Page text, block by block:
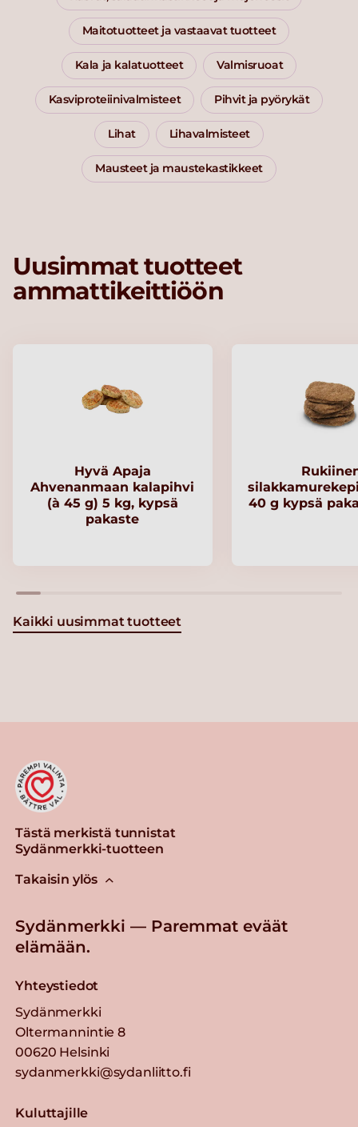
Maitotuotteet ja vastaavat tuotteet
Kala ja kalatuotteet Valmisruoat
Kasviproteiinivalmisteet Pihvit ja pyörykät
Lihat Lihavalmisteet
Mausteet ja maustekastikkeet
Uusimmat tuotteet
ammattikeittiöön
Hyvä Apaja
Ahvenanmaan kalapihvi
(à 45 g) 5 kg, kypsä
pakaste
40 g kypsä
Kaikki uusimmat tuotteet
Tästä merkistä tunnistat
Sydänmerkki-tuotteen
Takaisin ylös
Sydänmerkki — Paremmat eväät
elämään.
Yhteystiedot
Sydänmerkki
Oltermannintie 8
00620 Helsinki
sydanmerkki@sydanliitto.fi
Kuluttajille